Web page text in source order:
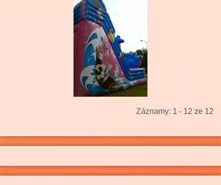
Záznamy: 1 - 12 ze 12